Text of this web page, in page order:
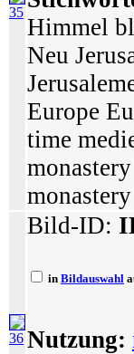
35
Himmel
Neu
Europe
time
36
Bild-ID:
in Bildauswahl
Nutzung: